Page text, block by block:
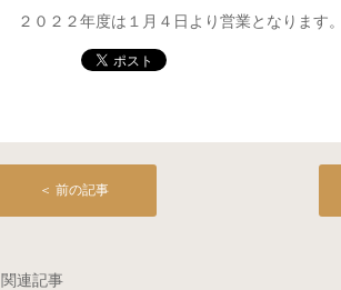
２０２２年度は１月４日より営業となります
＜ 前の記事
関連記事